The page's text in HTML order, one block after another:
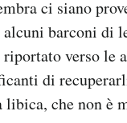
ci siano
barconi di
verso
di
libica, che non è